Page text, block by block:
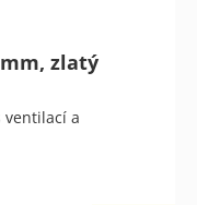
zlatý
a